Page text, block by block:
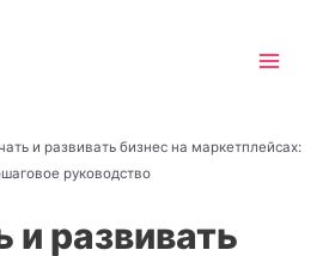
Menu
и развивать бизнес на маркетплейсах:
руководство
и развивать